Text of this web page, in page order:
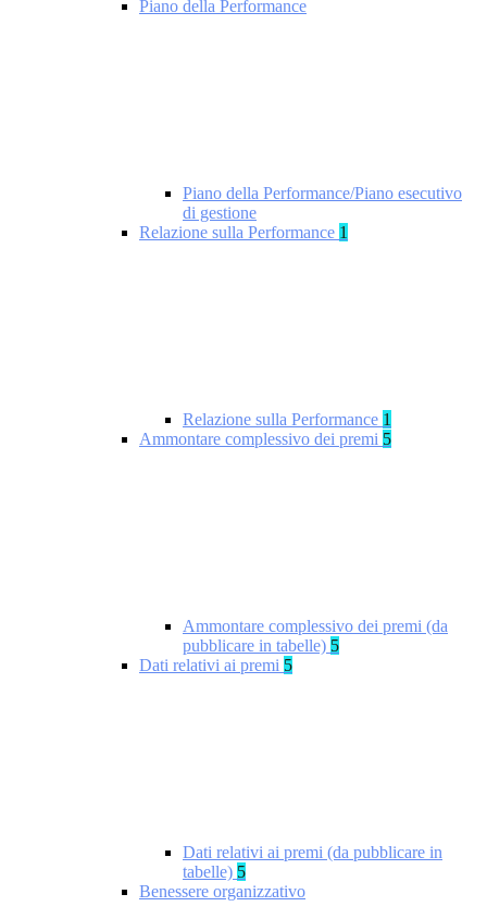
Piano della Performance
Piano della Performance/Piano esecutivo
di gestione
Relazione sulla Performance 1
Relazione sulla Performance 1
Ammontare complessivo dei premi 5
Ammontare complessivo dei premi (da
pubblicare in tabelle) 5
Dati relativi ai premi 5
Dati relativi ai premi (da pubblicare in
tabelle) 5
Benessere organizzativo